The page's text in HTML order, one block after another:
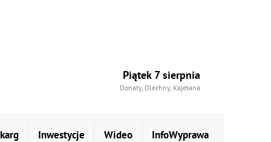
Piątek 7 sierpnia
Donaty, Olechny, Kajetana
Inwestycje Wideo InfoWyprawa